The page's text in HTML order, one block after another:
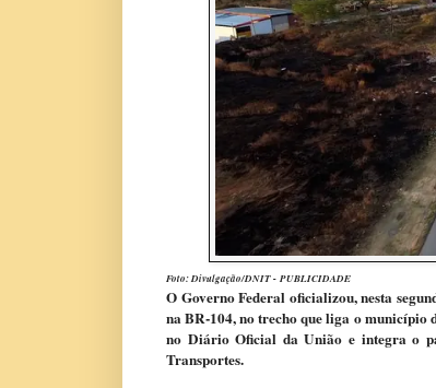
Foto: Divulgação/DNIT - PUBLICIDADE
O Governo Federal oficializou, nesta
na BR-104, no trecho que liga o município
no Diário Oficial da União e integra o
Transportes.